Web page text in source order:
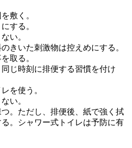
敷く。
する。
い。
きいた刺激物は控えめにする。
取る。
じ時刻に排便する習慣を付け
を使う。
い。
。ただし、排便後、紙で強く拭
。シャワー式トイレは予防に有